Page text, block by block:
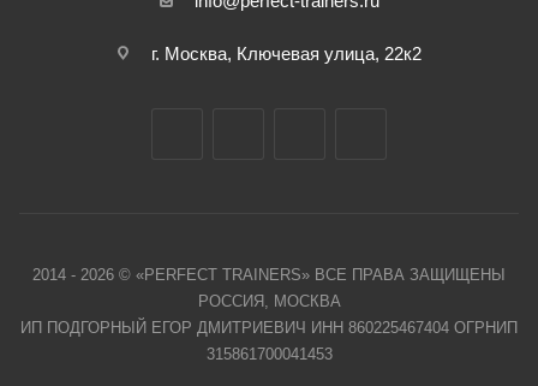
г. Москва, Ключевая улица, 22к2
2014 - 2026 © «PERFECT TRAINERS» ВСЕ ПРАВА ЗАЩИЩЕНЫ
РОССИЯ, МОСКВА
ИП ПОДГОРНЫЙ ЕГОР ДМИТРИЕВИЧ ИНН 860225467404 ОГРНИП
315861700041453